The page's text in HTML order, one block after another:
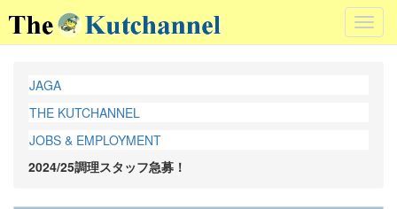
JAGA
THE KUTCHANNEL
JOBS & EMPLOYMENT
2024/25調理スタッフ急募！